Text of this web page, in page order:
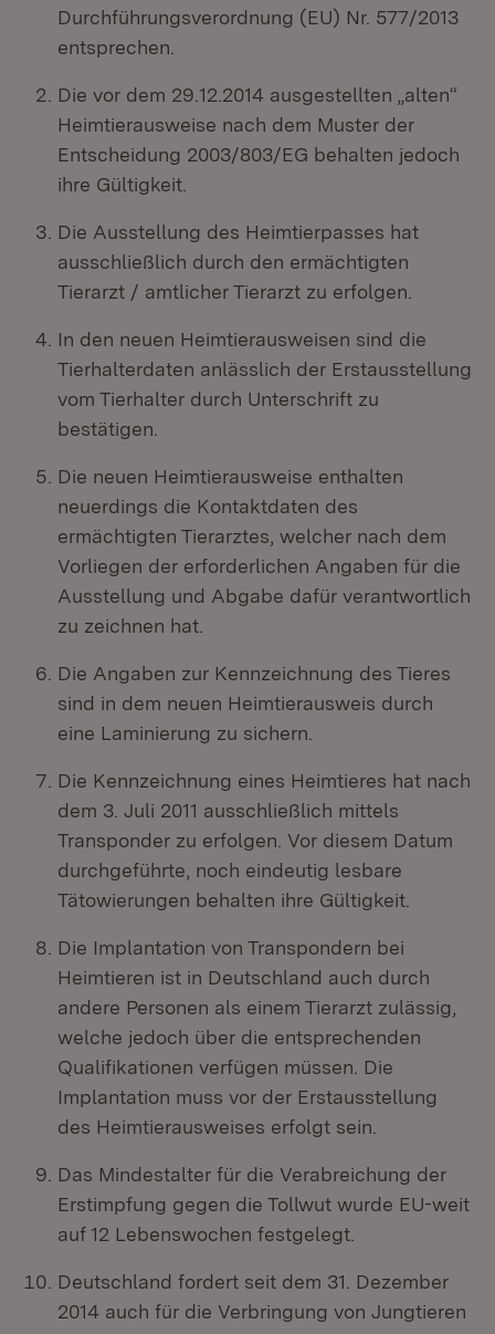
Durchführungsverordnung (EU) Nr. 577/2013
entsprechen.
Die vor dem 29.12.2014 ausgestellten „alten“
Heimtierausweise nach dem Muster der
Entscheidung 2003/803/EG behalten jedoch
ihre Gültigkeit.
Die Ausstellung des Heimtierpasses hat
ausschließlich durch den ermächtigten
Tierarzt / amtlicher Tierarzt zu erfolgen.
In den neuen Heimtierausweisen sind die
Tierhalterdaten anlässlich der Erstausstellung
vom Tierhalter durch Unterschrift zu
bestätigen.
Die neuen Heimtierausweise enthalten
neuerdings die Kontaktdaten des
ermächtigten Tierarztes, welcher nach dem
Vorliegen der erforderlichen Angaben für die
Ausstellung und Abgabe dafür verantwortlich
zu zeichnen hat.
Die Angaben zur Kennzeichnung des Tieres
sind in dem neuen Heimtierausweis durch
eine Laminierung zu sichern.
Die Kennzeichnung eines Heimtieres hat nach
dem 3. Juli 2011 ausschließlich mittels
Transponder zu erfolgen. Vor diesem Datum
durchgeführte, noch eindeutig lesbare
Tätowierungen behalten ihre Gültigkeit.
Die Implantation von Transpondern bei
Heimtieren ist in Deutschland auch durch
andere Personen als einem Tierarzt zulässig,
welche jedoch über die entsprechenden
Qualifikationen verfügen müssen. Die
Implantation muss vor der Erstausstellung
des Heimtierausweises erfolgt sein.
Das Mindestalter für die Verabreichung der
Erstimpfung gegen die Tollwut wurde EU-weit
auf 12 Lebenswochen festgelegt.
Deutschland fordert seit dem 31. Dezember
2014 auch für die Verbringung von Jungtieren